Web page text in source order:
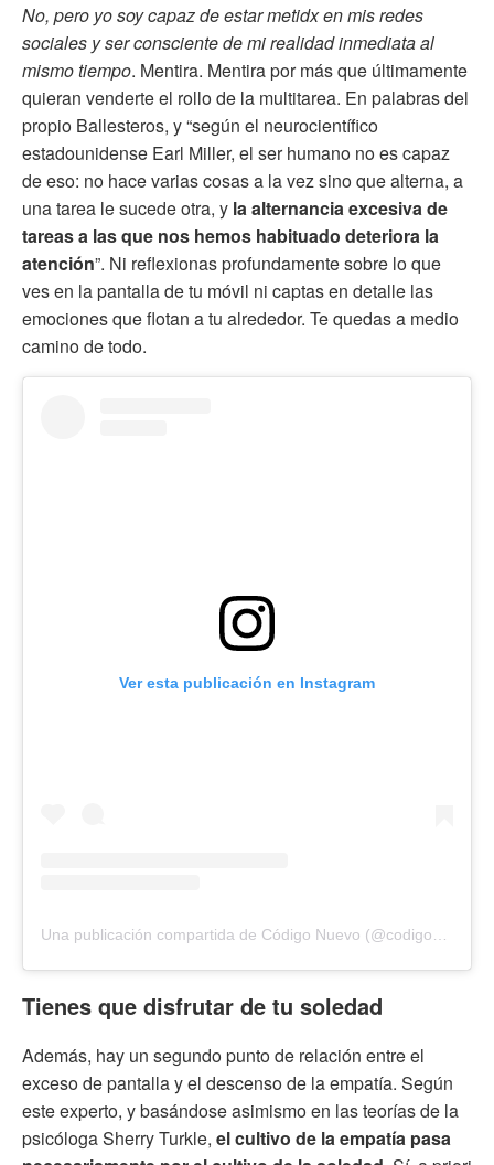
No, pero yo soy capaz de estar metidx en mis redes
sociales y ser consciente de mi realidad inmediata al
mismo tiempo. Mentira. Mentira por más que últimamente
quieran venderte el rollo de la multitarea. En palabras del
propio Ballesteros, y “según el neurocientífico
estadounidense Earl Miller, el ser humano no es capaz
de eso: no hace varias cosas a la vez sino que alterna, a
una tarea le sucede otra, y la alternancia excesiva de
tareas a las que nos hemos habituado deteriora la
atención”. Ni reflexionas profundamente sobre lo que
ves en la pantalla de tu móvil ni captas en detalle las
emociones que flotan a tu alrededor. Te quedas a medio
camino de todo.
Ver esta publicación en Instagram
Tienes que disfrutar de tu soledad
Además, hay un segundo punto de relación entre el
exceso de pantalla y el descenso de la empatía. Según
este experto, y basándose asimismo en las teorías de la
psicóloga Sherry Turkle, el cultivo de la empatía pasa